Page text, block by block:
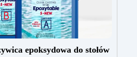
epoksydowa do stołów